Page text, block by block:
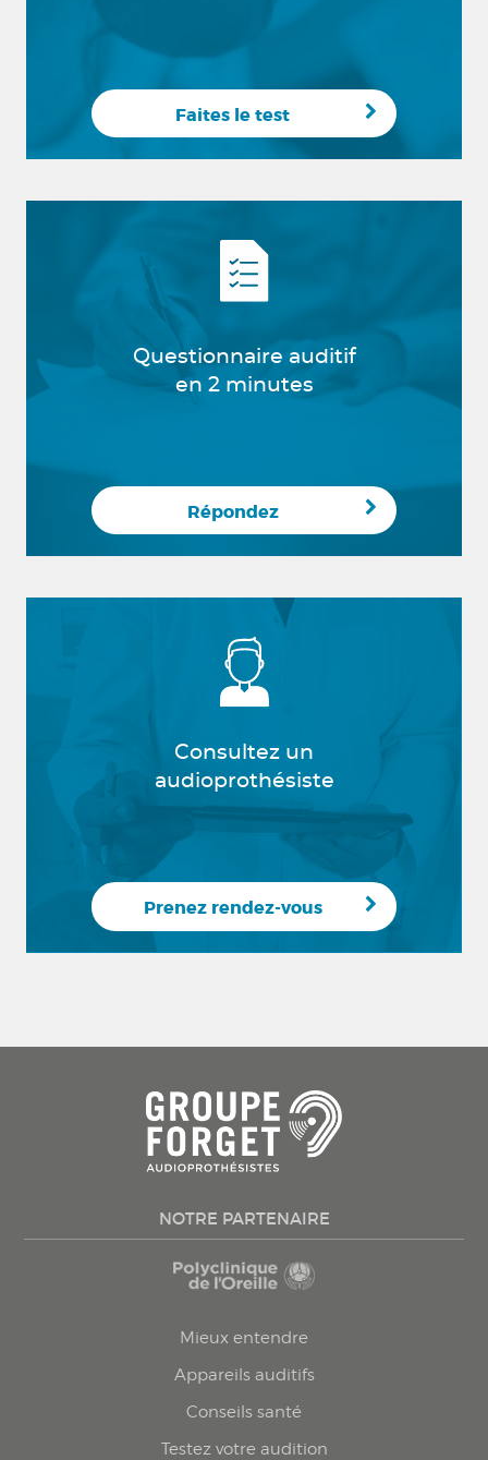
Faites le test
Questionnaire auditif
en 2 minutes
Répondez
Consultez un
audioprothésiste
Prenez rendez-vous
NOTRE PARTENAIRE
Mieux entendre
Appareils auditifs
Conseils santé
Testez votre audition